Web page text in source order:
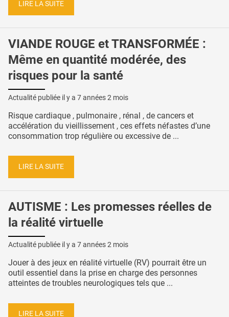
LIRE LA SUITE
VIANDE ROUGE et TRANSFORMÉE :
Même en quantité modérée, des
risques pour la santé
Actualité publiée il y a 7 années 2 mois
Risque cardiaque , pulmonaire , rénal , de cancers et
accélération du vieillissement , ces effets néfastes d’une
consommation trop régulière ou excessive de ...
LIRE LA SUITE
AUTISME : Les promesses réelles de
la réalité virtuelle
Actualité publiée il y a 7 années 2 mois
Jouer à des jeux en réalité virtuelle (RV) pourrait être un
outil essentiel dans la prise en charge des personnes
atteintes de troubles neurologiques tels que ...
LIRE LA SUITE